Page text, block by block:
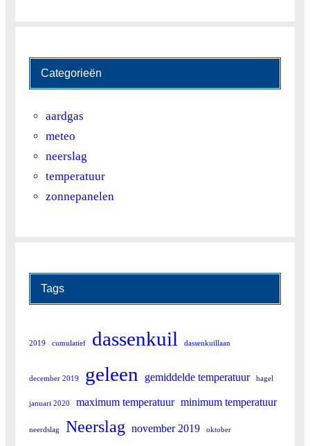
Categorieën
aardgas
meteo
neerslag
temperatuur
zonnepanelen
Tags
2019 cumulatief dassenkuil dassenkuillaan
december 2019 geleen gemiddelde temperatuur hagel
januari 2020 maximum temperatuur minimum temperatuur
neerdslag Neerslag november 2019 oktober